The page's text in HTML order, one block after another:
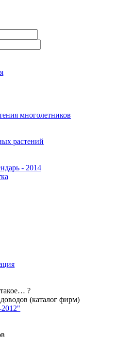
многолетников
растений
- 2014
?
(каталог фирм)